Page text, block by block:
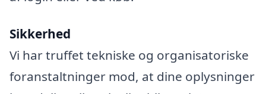
Sikkerhed
Vi har truffet tekniske og organisatoriske
foranstaltninger mod, at dine oplysninger